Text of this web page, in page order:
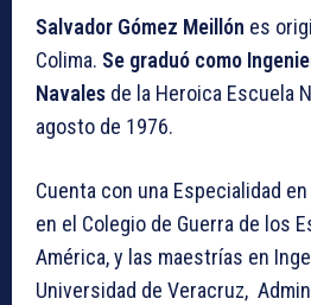
Salvador Gómez Meillón es
Colima. Se graduó como
Navales de la Heroica Escuela
agosto de 1976.
Cuenta con una Especialidad
en el Colegio de Guerra de los
América, y las maestrías en
Universidad de Veracruz,